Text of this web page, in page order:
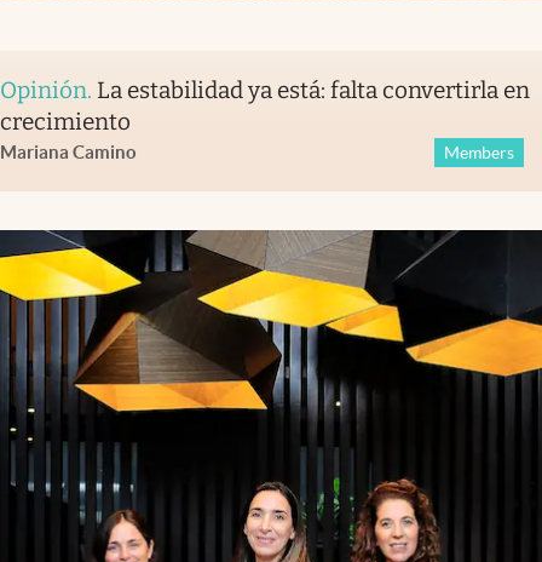
Opinión. La estabilidad ya está: falta convertirla en
crecimiento
Mariana Camino Members